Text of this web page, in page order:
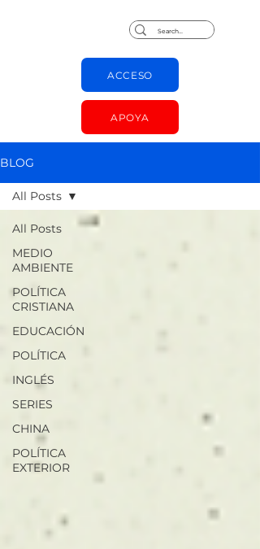
ACCESO
APOYA
BLOG
All Posts
MEDIO
AMBIENTE
POLÍTICA
CRISTIANA
EDUCACIÓN
POLÍTICA
INGLÉS
SERIES
CHINA
POLÍTICA
EXTERIOR
All Posts